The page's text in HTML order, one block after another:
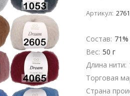
Артикул:
Состав:
Вес: 50 г
Длина нити:
Торговая
Страна